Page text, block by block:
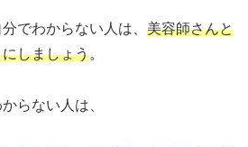
でわからない人は、 美容師さんと
しましょう。
らない人は、